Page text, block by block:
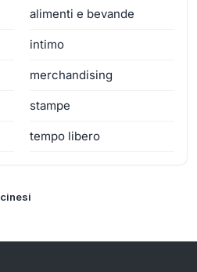
alimenti e bevande
intimo
merchandising
stampe
tempo libero